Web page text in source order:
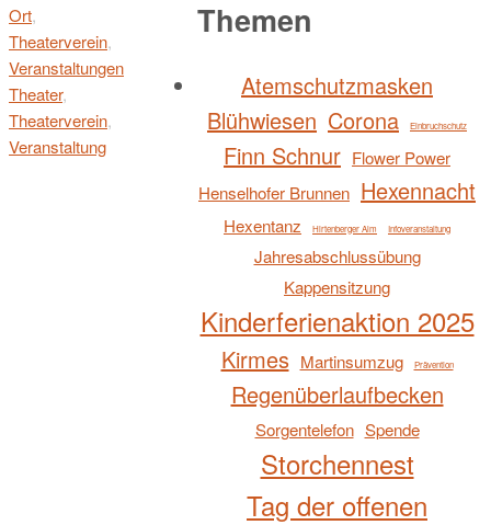
Ort,
Theaterverein,
Veranstaltungen
Theater,
Theaterverein,
Veranstaltung
Themen
Atemschutzmasken
Blühwiesen Corona Einbruchschutz
Finn Schnur Flower Power
Henselhofer Brunnen Hexennacht
Hexentanz Hirtenberger Alm Infoveranstaltung
Jahresabschlussübung
Kappensitzung
Kinderferienaktion 2025
Kirmes Martinsumzug Prävention
Regenüberlaufbecken
Sorgentelefon Spende
Storchennest
Tag der offenen